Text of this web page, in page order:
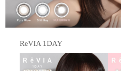
ReVIA 1DAY